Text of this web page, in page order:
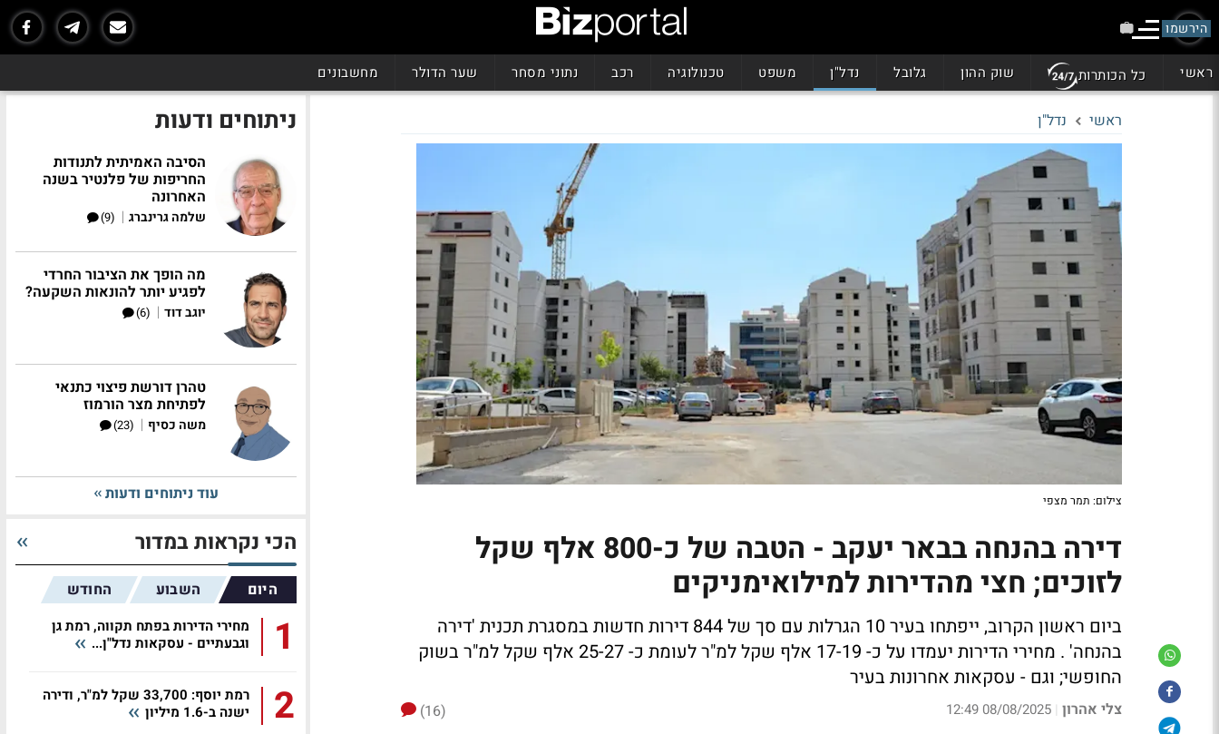
הירשמו
ראשי כל הכותרות שוק ההון גלובל נדל"ן משפט טכנולוגיה רכב נתוני מסחר שער הדולר מחשבונים
ראשי נדל"ן
צילום: תמר מצפי
דירה בהנחה בבאר יעקב - הטבה של כ-800 אלף שקל
לזוכים; חצי מהדירות למילואימניקים
ביום ראשון הקרוב, ייפתחו בעיר 10 הגרלות עם סך של 844 דירות חדשות במסגרת תכנית 'דירה
בהנחה' . מחירי הדירות יעמדו על כ- 17-19 אלף שקל למ"ר לעומת כ- 25-27 אלף שקל למ"ר בשוק
החופשי; וגם - עסקאות אחרונות בעיר
צלי אהרון |
08/08/2025 12:49
(16)
ניתוחים ודעות
הסיבה האמיתית לתנודות
החריפות של פלנטיר בשנה
האחרונה
שלמה גרינברג |
(9)
מה הופך את הציבור החרדי
לפגיע יותר להונאות השקעה?
יוגב דוד |
(6)
טהרן דורשת פיצוי כתנאי
לפתיחת מצר הורמוז
משה כסיף |
(23)
עוד ניתוחים ודעות
הכי נקראות במדור
היום השבוע החודש
1
מחירי הדירות בפתח תקווה, רמת גן
וגבעתיים - עסקאות נדל"ן...
2
רמת יוסף: 33,700 שקל למ"ר, ודירה
ישנה ב-1.6 מיליון